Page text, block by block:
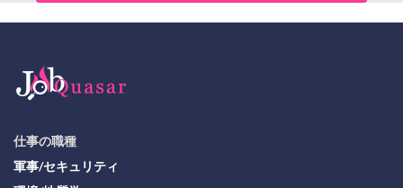
仕事の職種
軍事/セキュリティ